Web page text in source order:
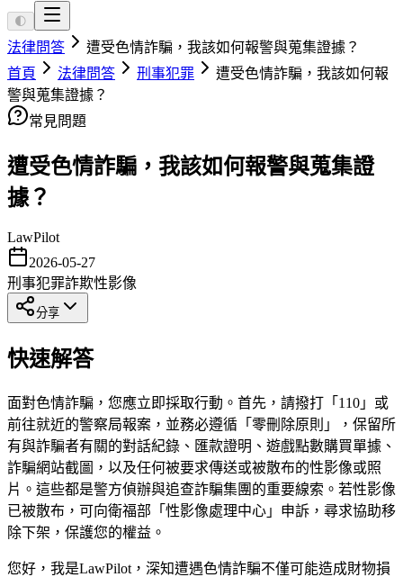
🌓
法律問答
遭受色情詐騙，我該如何報警與蒐集證據？
首頁
法律問答 刑事犯罪
遭受色情詐騙，我該如何報
警與蒐集證據？
常見問題
遭受色情詐騙，我該如何報警與蒐集證
據？
LawPilot
2026-05-27
刑事犯罪詐欺性影像
分享
快速解答
面對色情詐騙，您應立即採取行動。首先，請撥打「110」或
前往就近的警察局報案，並務必遵循「零刪除原則」，保留所
有與詐騙者有關的對話紀錄、匯款證明、遊戲點數購買單據、
詐騙網站截圖，以及任何被要求傳送或被散布的性影像或照
片。這些都是警方偵辦與追查詐騙集團的重要線索。若性影像
已被散布，可向衛福部「性影像處理中心」申訴，尋求協助移
除下架，保護您的權益。
您好，我是LawPilot，深知遭遇色情詐騙不僅可能造成財物損